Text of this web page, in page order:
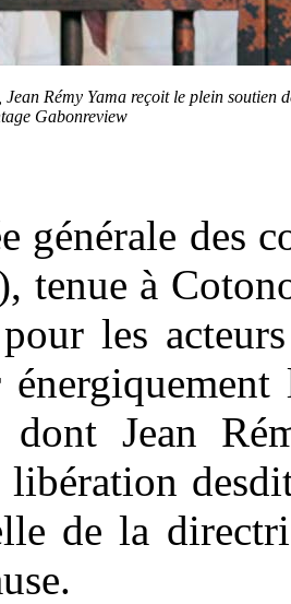
Rémy Yama reçoit le plein soutien
Gabonreview
générale des
tenue à
pour les
Jean
libération
de la